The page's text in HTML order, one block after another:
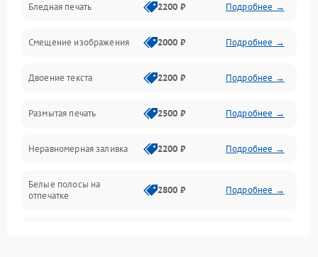
Картриджи и расходники
Механика и узлы
Подключение и интерфейсы
Панель управления и индикация
Режим работы
Питание и запуск
Бледная печать 2200 ₽ Подробнее →
Смещение изображения 2000 ₽ Подробнее →
Двоение текста 2200 ₽ Подробнее →
Размытая печать 2500 ₽ Подробнее →
Неравномерная заливка 2200 ₽ Подробнее →
Белые полосы на
отпечатке
2800 ₽ Подробнее →